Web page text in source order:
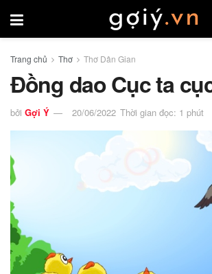
Trang chủ Thơ Thơ Dân Gian
Đồng dao Cục ta
bởi Gợi Ý 20/06/2022 Thời gian đọc: 1 phút